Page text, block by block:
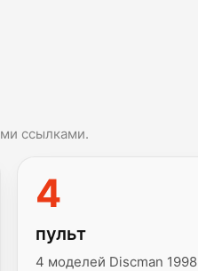
ссылками.
4
пульт
4 моделей Discman 1998